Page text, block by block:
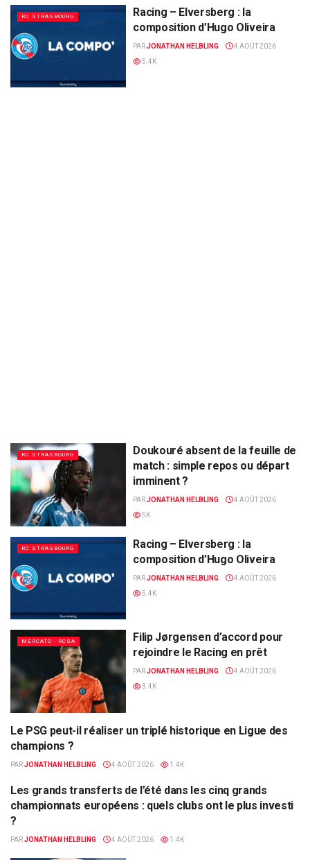
RC STRASBOURG
Racing – Elversberg : la
composition d’Hugo Oliveira
PARJONATHAN HELBLING
4 AOÛT 2026
5.4K
RC STRASBOURG
Doukouré absent de la feuille de
match : simple repos ou départ
imminent ?
PARJONATHAN HELBLING
4 AOÛT 2026
5K
RC STRASBOURG
Racing – Elversberg : la
composition d’Hugo Oliveira
PARJONATHAN HELBLING
4 AOÛT 2026
5.4K
MERCATO - RCSA
Filip Jørgensen d’accord pour
rejoindre le Racing en prêt
PARJONATHAN HELBLING
4 AOÛT 2026
3.4K
ALSA'SPORTS
Le PSG peut-il réaliser un triplé historique en Ligue des
champions ?
PARJONATHAN HELBLING 4 AOÛT 2026 1.4K
ALSA'SPORTS
Les grands transferts de l’été dans les cinq grands
championnats européens : quels clubs ont le plus investi
?
PARJONATHAN HELBLING 4 AOÛT 2026 1.4K